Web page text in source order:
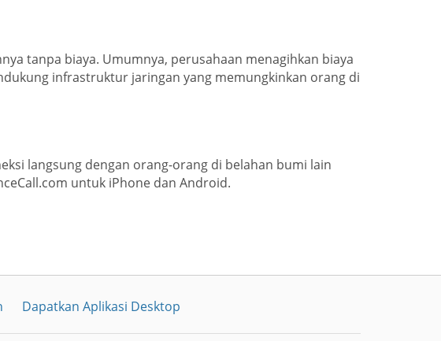
tanpa biaya. Umumnya, perusahaan menagihkan biaya
infrastruktur jaringan yang memungkinkan orang di
langsung dengan orang-orang di belahan bumi lain
untuk iPhone dan Android.
Dapatkan Aplikasi Desktop